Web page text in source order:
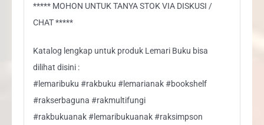
***** MOHON UNTUK TANYA STOK VIA DISKUSI /
CHAT *****
Katalog lengkap untuk produk Lemari Buku bisa
dilihat disini :
#lemaribuku #rakbuku #lemarianak #bookshelf
#rakserbaguna #rakmultifungi
#rakbukuanak #lemaribukuanak #raksimpson